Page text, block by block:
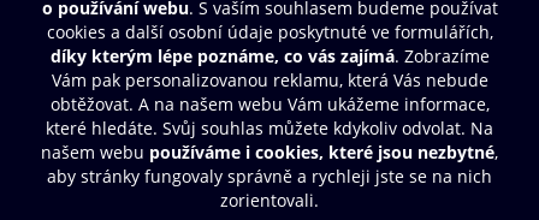
Moje O2 Knihovna
Další zábava
© O2 Czech Republic a.s.